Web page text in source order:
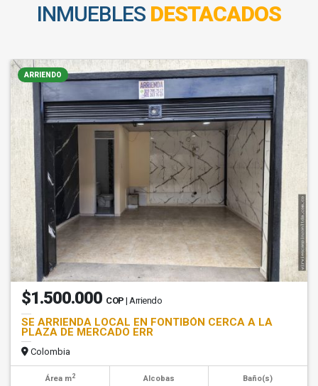
INMUEBLES DESTACADOS
ARRIENDO
$1.500.000 COP | Arriendo
SE ARRIENDA LOCAL EN FONTIBÓN CERCA A LA
PLAZA DE MERCADO ERR
Colombia
Área m2 Alcobas Baño(s)